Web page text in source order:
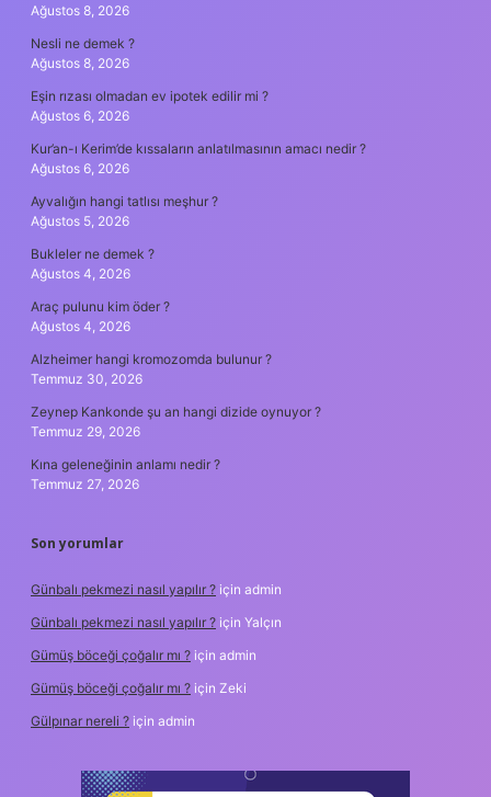
Ağustos 8, 2026
Nesli ne demek ?
Ağustos 8, 2026
Eşin rızası olmadan ev ipotek edilir mi ?
Ağustos 6, 2026
Kur’an-ı Kerim’de kıssaların anlatılmasının amacı nedir ?
Ağustos 6, 2026
Ayvalığın hangi tatlısı meşhur ?
Ağustos 5, 2026
Bukleler ne demek ?
Ağustos 4, 2026
Araç pulunu kim öder ?
Ağustos 4, 2026
Alzheimer hangi kromozomda bulunur ?
Temmuz 30, 2026
Zeynep Kankonde şu an hangi dizide oynuyor ?
Temmuz 29, 2026
Kına geleneğinin anlamı nedir ?
Temmuz 27, 2026
Son yorumlar
Günbalı pekmezi nasıl yapılır ? için admin
Günbalı pekmezi nasıl yapılır ? için Yalçın
Gümüş böceği çoğalır mı ? için admin
Gümüş böceği çoğalır mı ? için Zeki
Gülpınar nereli ? için admin